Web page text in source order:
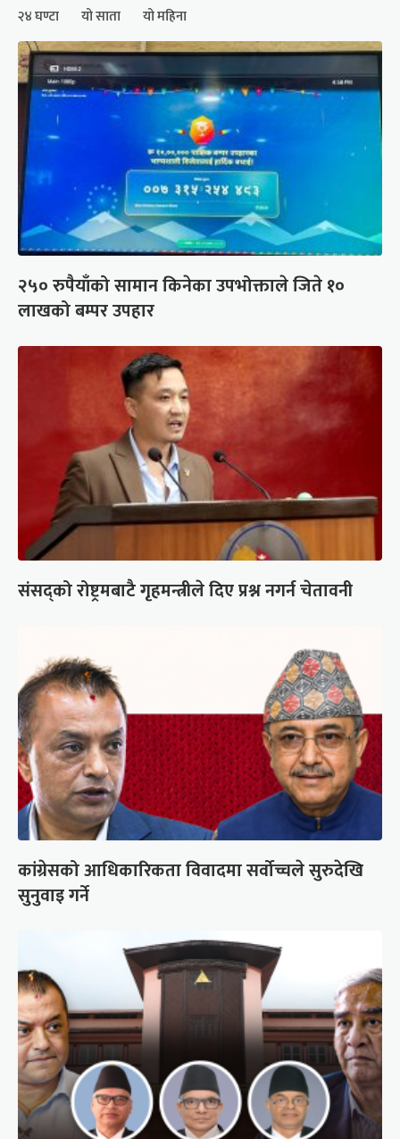
२४ घण्टा यो साता यो महिना
२५० रुपैयाँको सामान किनेका उपभोक्ताले जिते १०
लाखको बम्पर उपहार
संसद्को रोष्ट्रमबाटै गृहमन्त्रीले दिए प्रश्न नगर्न चेतावनी
कांग्रेसको आधिकारिकता विवादमा सर्वोच्चले सुरुदेखि
सुनुवाइ गर्ने